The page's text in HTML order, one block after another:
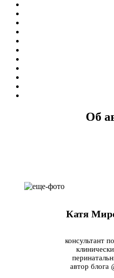
Об
Катя
консультант
автор блога